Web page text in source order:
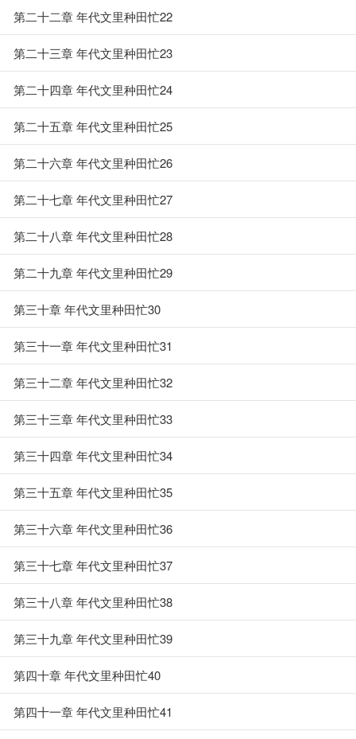
第二十二章 年代文里种田忙22
第二十三章 年代文里种田忙23
第二十四章 年代文里种田忙24
第二十五章 年代文里种田忙25
第二十六章 年代文里种田忙26
第二十七章 年代文里种田忙27
第二十八章 年代文里种田忙28
第二十九章 年代文里种田忙29
第三十章 年代文里种田忙30
第三十一章 年代文里种田忙31
第三十二章 年代文里种田忙32
第三十三章 年代文里种田忙33
第三十四章 年代文里种田忙34
第三十五章 年代文里种田忙35
第三十六章 年代文里种田忙36
第三十七章 年代文里种田忙37
第三十八章 年代文里种田忙38
第三十九章 年代文里种田忙39
第四十章 年代文里种田忙40
第四十一章 年代文里种田忙41